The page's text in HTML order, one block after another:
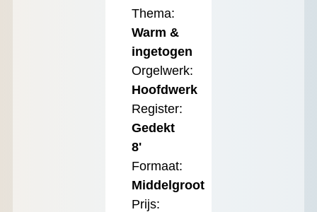
Thema:
Warm &
ingetogen
Orgelwerk:
Hoofdwerk
Register:
Gedekt
8'
Formaat:
Middelgroot
Prijs: